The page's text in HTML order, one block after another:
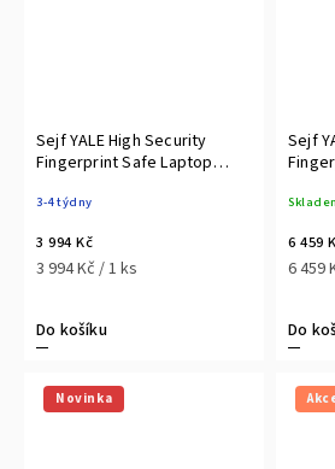
Sejf YALE High Security
Fingerprint Safe Laptop
3-4 týdny
3 994 Kč
3 994 Kč / 1 ks
Do košíku
Sejf
6 459
6 459
Do
Novinka